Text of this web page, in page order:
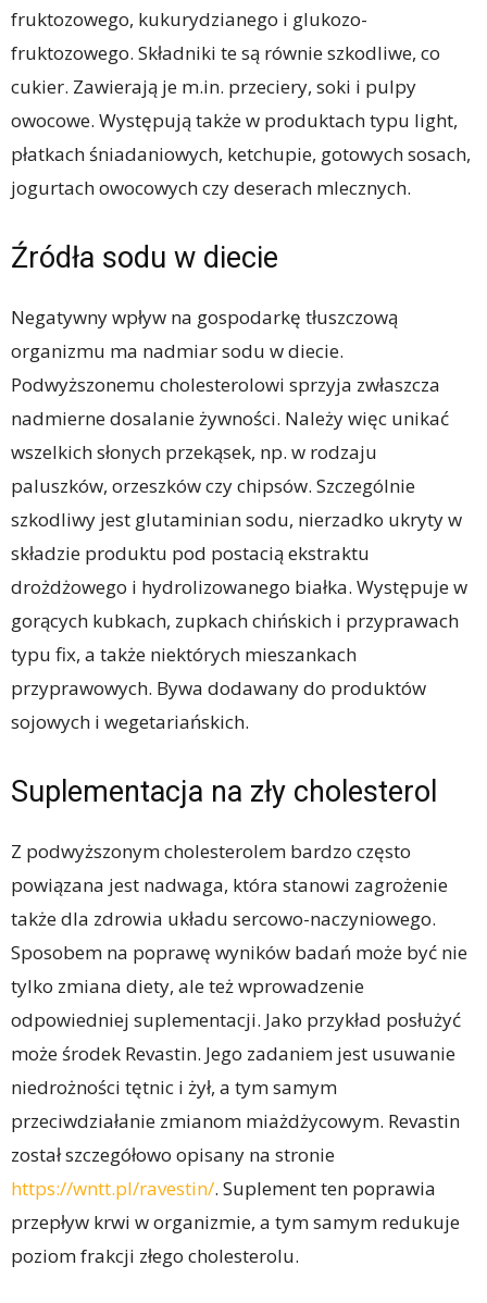
fruktozowego, kukurydzianego i glukozo-
fruktozowego. Składniki te są równie szkodliwe, co
cukier. Zawierają je m.in. przeciery, soki i pulpy
owocowe. Występują także w produktach typu light,
płatkach śniadaniowych, ketchupie, gotowych sosach,
jogurtach owocowych czy deserach mlecznych.
Źródła sodu w diecie
Negatywny wpływ na gospodarkę tłuszczową
organizmu ma nadmiar sodu w diecie.
Podwyższonemu cholesterolowi sprzyja zwłaszcza
nadmierne dosalanie żywności. Należy więc unikać
wszelkich słonych przekąsek, np. w rodzaju
paluszków, orzeszków czy chipsów. Szczególnie
szkodliwy jest glutaminian sodu, nierzadko ukryty w
składzie produktu pod postacią ekstraktu
drożdżowego i hydrolizowanego białka. Występuje w
gorących kubkach, zupkach chińskich i przyprawach
typu fix, a także niektórych mieszankach
przyprawowych. Bywa dodawany do produktów
sojowych i wegetariańskich.
Suplementacja na zły cholesterol
Z podwyższonym cholesterolem bardzo często
powiązana jest nadwaga, która stanowi zagrożenie
także dla zdrowia układu sercowo-naczyniowego.
Sposobem na poprawę wyników badań może być nie
tylko zmiana diety, ale też wprowadzenie
odpowiedniej suplementacji. Jako przykład posłużyć
może środek Revastin. Jego zadaniem jest usuwanie
niedrożności tętnic i żył, a tym samym
przeciwdziałanie zmianom miażdżycowym. Revastin
został szczegółowo opisany na stronie
https://wntt.pl/ravestin/. Suplement ten poprawia
przepływ krwi w organizmie, a tym samym redukuje
poziom frakcji złego cholesterolu.